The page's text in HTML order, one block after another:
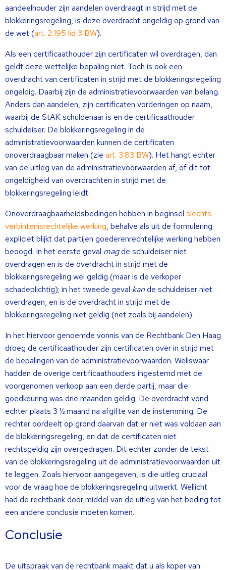
aandeelhouder zijn aandelen overdraagt in strijd met de
blokkeringsregeling, is deze overdracht ongeldig op grond van
de wet (art. 2:195 lid 3 BW).
Als een certificaathouder zijn certificaten wil overdragen, dan
geldt deze wettelijke bepaling niet. Toch is ook een
overdracht van certificaten in strijd met de blokkeringsregeling
ongeldig. Daarbij zijn de administratievoorwaarden van belang.
Anders dan aandelen, zijn certificaten vorderingen op naam,
waarbij de StAK schuldenaar is en de certificaathouder
schuldeiser. De blokkeringsregeling in de
administratievoorwaarden kunnen de certificaten
onoverdraagbaar maken (zie art. 3:83 BW). Het hangt echter
van de uitleg van de administratievoorwaarden af, of dit tot
ongeldigheid van overdrachten in strijd met de
blokkeringsregeling leidt.
Onoverdraagbaarheidsbedingen hebben in beginsel slechts
verbintenisrechtelijke werking, behalve als uit de formulering
expliciet blijkt dat partijen goederenrechtelijke werking hebben
beoogd. In het eerste geval magde schuldeiser niet
overdragen en is de overdracht in strijd met de
blokkeringsregeling wel geldig (maar is de verkoper
schadeplichtig); in het tweede geval kande schuldeiser niet
overdragen, en is de overdracht in strijd met de
blokkeringsregeling niet geldig (net zoals bij aandelen).
In het hiervoor genoemde vonnis van de Rechtbank Den Haag
droeg de certificaathouder zijn certificaten over in strijd met
de bepalingen van de administratievoorwaarden. Weliswaar
hadden de overige certificaathouders ingestemd met de
voorgenomen verkoop aan een derde partij, maar die
goedkeuring was drie maanden geldig. De overdracht vond
echter plaats 3 ½ maand na afgifte van de instemming. De
rechter oordeelt op grond daarvan dat er niet was voldaan aan
de blokkeringsregeling, en dat de certificaten niet
rechtsgeldig zijn overgedragen. Dit echter zonder de tekst
van de blokkeringsregeling uit de administratievoorwaarden uit
te leggen. Zoals hiervoor aangegeven, is die uitleg cruciaal
voor de vraag hoe de blokkeringsregeling uitwerkt. Wellicht
had de rechtbank door middel van de uitleg van het beding tot
een andere conclusie moeten komen.
Conclusie
De uitspraak van de rechtbank maakt dat u als koper van